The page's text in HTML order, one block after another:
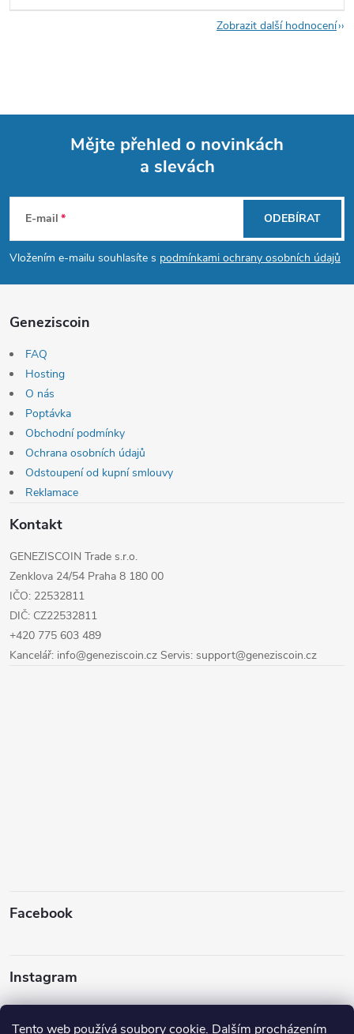
Tento web používá soubory cookie. Dalším procházením
Zobrazit další hodnocení
p
Mějte přehled o novinkách
a slevách
E-mail
Vložením e-mailu souhlasíte s podmínkami ochrany osobních údajů
ODEBÍRAT
Geneziscoin
FAQ
Hosting
O nás
Poptávka
Obchodní podmínky
Ochrana osobních údajů
Odstoupení od kupní smlouvy
Reklamace
Kontakt
GENEZISCOIN Trade s.r.o.
Zenklova 24/54 Praha 8 180 00
IČO: 22532811
DIČ: CZ22532811
+420 775 603 489
Kancelář: info@geneziscoin.cz Servis: support@geneziscoin.cz
Facebook
Instagram